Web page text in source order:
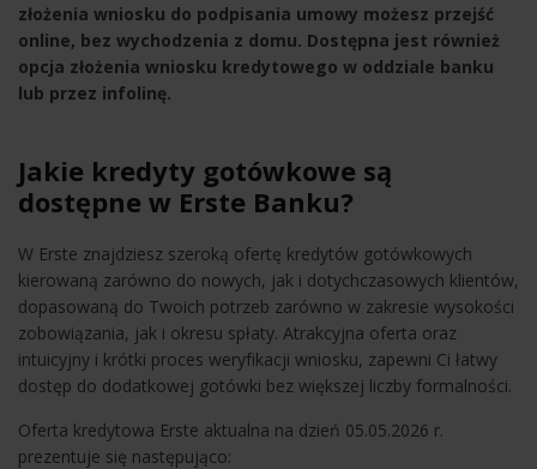
złożenia wniosku do podpisania umowy możesz przejść
online, bez wychodzenia z domu. Dostępna jest również
opcja złożenia wniosku kredytowego w oddziale banku
lub przez infolinę.
Jakie kredyty gotówkowe są
dostępne w Erste Banku?
W Erste znajdziesz szeroką ofertę kredytów gotówkowych
kierowaną zarówno do nowych, jak i dotychczasowych klientów,
dopasowaną do Twoich potrzeb zarówno w zakresie wysokości
zobowiązania, jak i okresu spłaty. Atrakcyjna oferta oraz
intuicyjny i krótki proces weryfikacji wniosku, zapewni Ci łatwy
dostęp do dodatkowej gotówki bez większej liczby formalności.
Oferta kredytowa Erste aktualna na dzień 05.05.2026 r.
prezentuje się następująco: